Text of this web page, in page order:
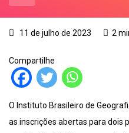
11 de julho de 2023 2
Compartilhe
O Instituto Brasileiro de
as inscrições abertas para dois